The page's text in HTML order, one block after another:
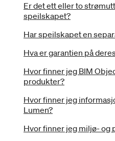
Er det ett eller to
speilskapet?
Har speilskapet en
Hva er garantien på
Hvor finner jeg BIM
produkter?
Hvor finner jeg
Lumen?
Hvor finner jeg miljø- og